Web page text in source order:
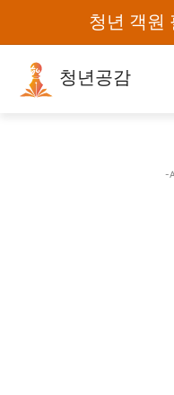
청년 객원
청년공감
-